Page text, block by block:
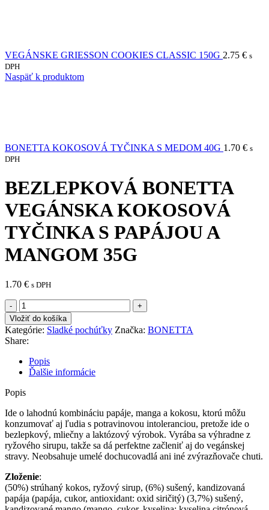
VEGÁNSKE GRIESSON COOKIES CLASSIC 150G 2.75 € s
DPH
Naspäť k produktom
BONETTA KOKOSOVÁ TYČINKA S MEDOM 40G 1.70 € s
DPH
BEZLEPKOVÁ BONETTA
VEGÁNSKA KOKOSOVÁ
TYČINKA S PAPÁJOU A
MANGOM 35G
1.70 € s DPH
množstvo
BEZLEPKOVÁ
BONETTA
VEGÁNSKA
KOKOSOVÁ
TYČINKA
S
PAPÁJOU
A
35G
Vložiť do košíka
Kategórie: Sladké pochúťky Značka: BONETTA
Share:
Popis
Ďalšie informácie
Popis
Ide o lahodnú kombináciu papáje, manga a kokosu, ktorú môžu
konzumovať aj ľudia s potravinovou intoleranciou, pretože ide o
bezlepkový, mliečny a laktózový výrobok. Vyrába sa výhradne z
ryžového sirupu, takže sa dá perfektne začleniť aj do vegánskej
stravy. Neobsahuje umelé dochucovadlá ani iné zvýrazňovače chuti.
Zloženie:
(50%) strúhaný kokos, ryžový sirup, (6%) sušený, kandizovaná
papája (papája, cukor, antioxidant: oxid siričitý) (3,7%) sušený,